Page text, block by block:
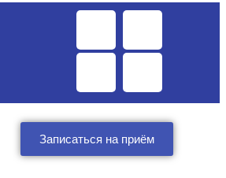
Записаться на приём